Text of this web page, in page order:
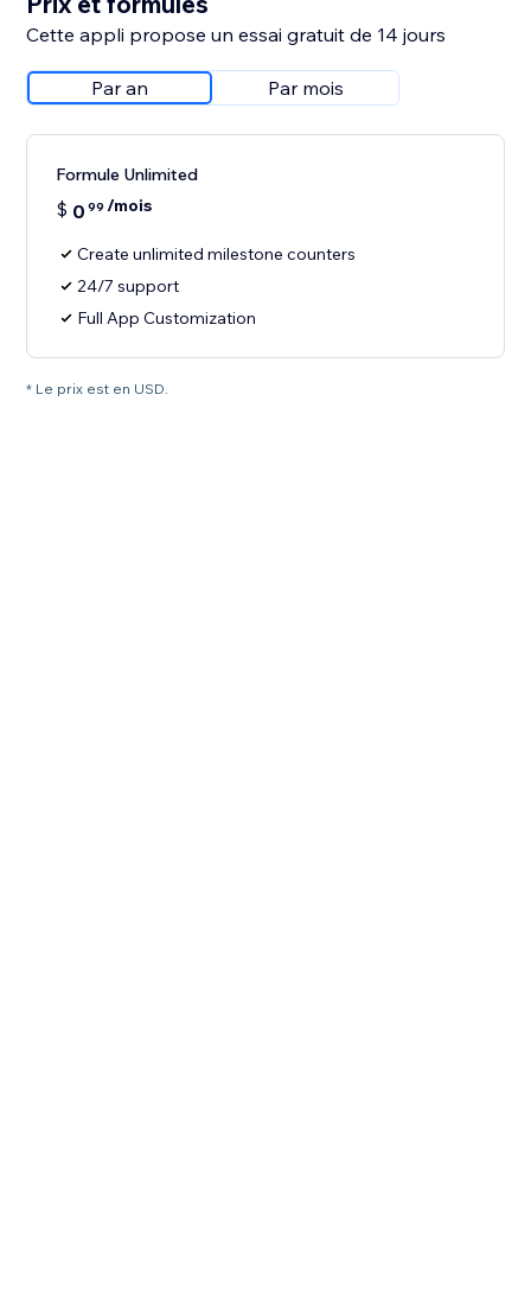
Cette appli propose un essai gratuit de 14 jours
Par an Par mois
Formule Unlimited
$ 0 99 /mois
Create unlimited milestone counters
24/7 support
Full App Customization
* Le prix est en USD.